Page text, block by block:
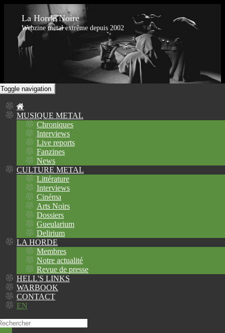
La Horde Noire
Webzine metal extrême depuis 2002
Toggle navigation
MUSIQUE METAL
Chroniques
Interviews
Live reports
Fanzines
News
CULTURE METAL
Littérature
Interviews
Cinéma
Arts Noirs
Dossiers
Gueularium
Delirium
LA HORDE
Membres
Notre actualité
Revue de presse
HELL'S LINKS
WARBOOK
CONTACT
EN